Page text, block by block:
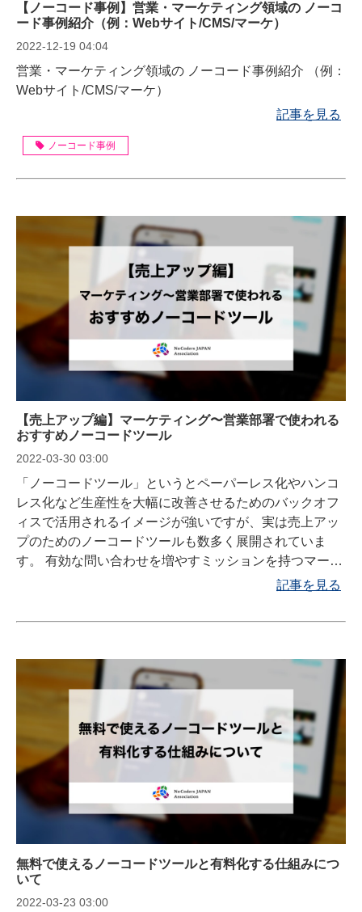
【ノーコード事例】営業・マーケティング領域の ノーコ
ード事例紹介（例：Webサイト/CMS/マーケ）
2022-12-19 04:04
営業・マーケティング領域の ノーコード事例紹介 （例：
Webサイト/CMS/マーケ）
記事を見る
ノーコード事例
【売上アップ編】マーケティング〜営業部署で使われる
おすすめノーコードツール
2022-03-30 03:00
「ノーコードツール」というとペーパーレス化やハンコ
レス化など生産性を大幅に改善させるためのバックオフ
ィスで活用されるイメージが強いですが、実は売上アッ
プのためのノーコードツールも数多く展開されていま
す。 有効な問い合わせを増やすミッションを持つマーケ
ティング部で活用されているノーコードツール、顧客リ
業部で活用されているノーコードツールがあります。
記事を見る
無料で使えるノーコードツールと有料化する仕組みにつ
いて
2022-03-23 03:00